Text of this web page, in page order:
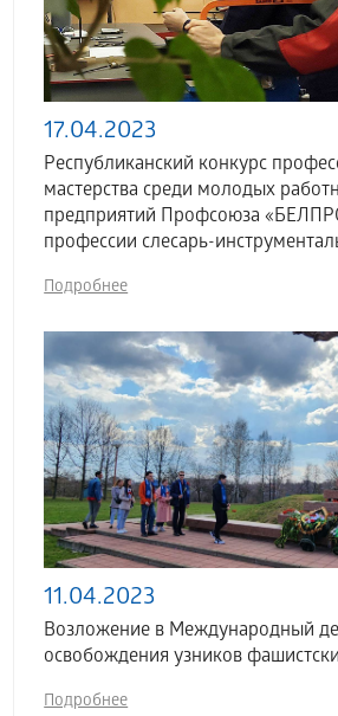
17.04.2023
Республиканский конкурс
мастерства среди молодых
предприятий Профсоюза
профессии слесарь-
Подробнее
11.04.2023
Возложение в Международный
освобождения узников
Подробнее